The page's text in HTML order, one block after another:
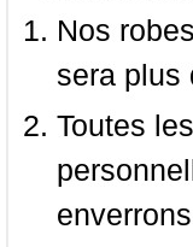
Nos
sera plus
Toutes